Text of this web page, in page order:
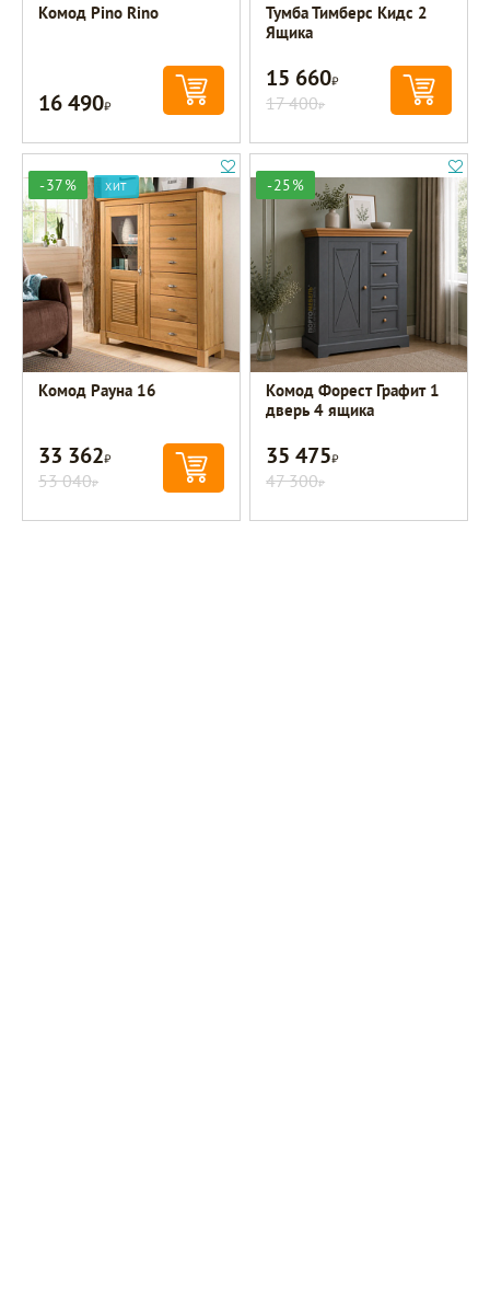
Комод Pino Rino
16 490Р
Тумба Тимберс Кидс 2
Ящика
15 660Р
17 400Р
-37% ХИТ
Комод Рауна 16
33 362Р
53 040Р
-25%
Комод Форест Графит 1
дверь 4 ящика
35 475Р
47 300Р